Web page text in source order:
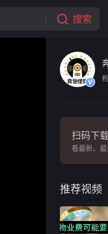
搜索
扫码下
看最新、
推荐视频